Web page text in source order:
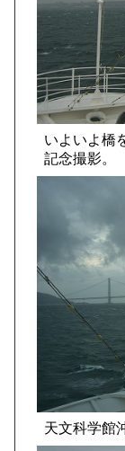
いよいよ橋
記念撮影。
天文科学館